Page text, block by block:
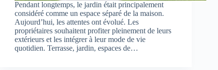
Pendant longtemps, le jardin était principalement
considéré comme un espace séparé de la maison.
Aujourd’hui, les attentes ont évolué. Les
propriétaires souhaitent profiter pleinement de leurs
extérieurs et les intégrer à leur mode de vie
quotidien. Terrasse, jardin, espaces de…